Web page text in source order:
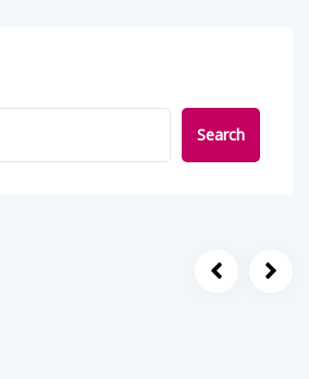
Search